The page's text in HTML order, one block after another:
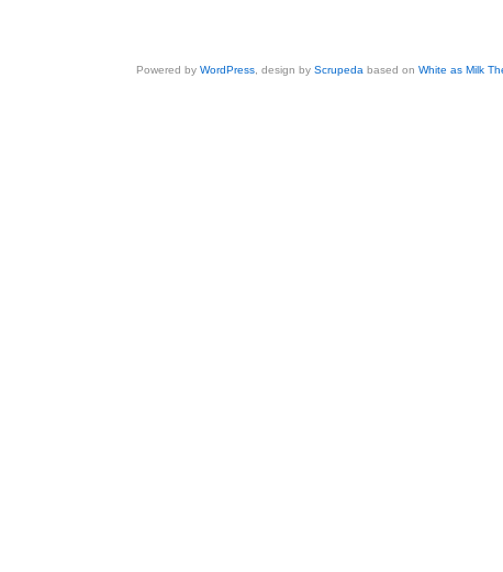
Powered byWordPress , design byScrupeda based onWhite as Milk